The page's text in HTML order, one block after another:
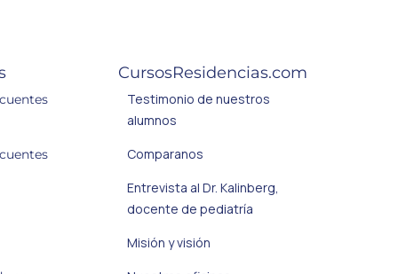
CursosResidencias.com
Testimonio de nuestros
alumnos
Comparanos
Entrevista al Dr. Kalinberg,
docente de pediatría
Misión y visión